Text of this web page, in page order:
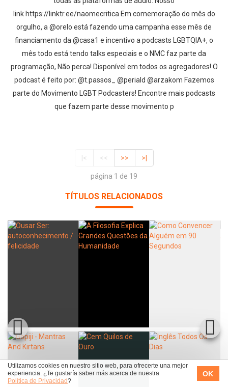
Utilizamos cookies en nuestro sitio web, para ofrecerte una mejor
experiencia. ¿Te gustaría saber más acerca de nuestra
Política de Privacidad?
OK
link https://linktr.ee/naomecritica Em comemoração do mês do
orgulho, a @orelo está fazendo uma campanha esse mês de
financiamento da @casa1 e incentivo a podcasts LGBTQIA+, o
mês todo está tendo talks especiais e o NMC faz parte da
programação, Não perca! Disponível em todos os agregadores! O
podcast é feito por: @t.passos_ @periald @arzakom Fazemos
parte do Movimento LGBT Podcasters! Encontre mais podcasts
que fazem parte desse movimento p
|< << >> >|
página 1 de 19
TÍTULOS RELACIONADOS